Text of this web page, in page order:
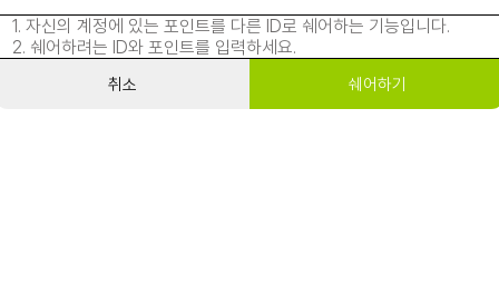
1. 자신의 계정에 있는 포인트를 다른 ID로 쉐어하는 기능입니다.
2. 쉐어하려는 ID와 포인트를 입력하세요.
취소 쉐어하기